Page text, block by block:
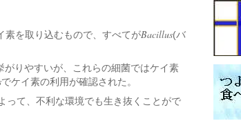
素を取り込むもので、すべてがBacillus(バ
がりやすいが、これらの細菌ではケイ素
でケイ素の利用が確認された。
って、不利な環境でも生き抜くことがで